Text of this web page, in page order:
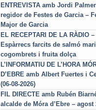
ENTREVISTA amb Jordi
regidor de Festes de Garcia –
Major de Garcia
EL RECEPTARI DE LA RÀDIO –
Espàrrecs farcits de salmó
cogombrets i fruita dolça
L’INFORMATIU DE L’HORA
D’EBRE amb Albert Fuertes i
(06-08-2026)
FIL DIRECTE amb Rubén
alcalde de Móra d’Ebre – agost